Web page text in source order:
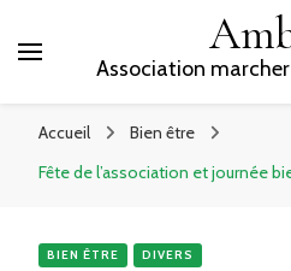
Association
Accueil
Bien être
Fête de l’association et journée
BIEN ÊTRE DIVERS